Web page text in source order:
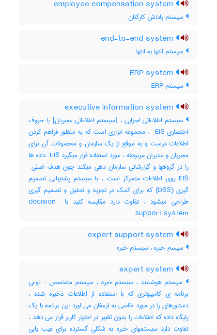
سیستم پاداش کارکنان
سیستم انتها به انتها
سیستم ERP
سیستم اطلاعاتی اجرایی ، [سیستم اطلاعاتی مجریان] با حروف
اختصاری ‎ EIS ، مجموعه ابزاری است که به منظور فراهم کردن
اطلاعات درست و به موقع از یک سازمان و محصولات آن برای
مجریان و مدیران مربوطه ، مورد استفاده قرار میگیرد ‎ EIS داده ها
EIS روی اطلاعات متمرکز است ، با سیستم پشتیبانی تصمیم
گیری (‎DSS) که برای کمک در تجزیه و تحلیل و تصمیم گیری
طراحی میشود ، تفاوت دارد مقایسه کنید با ‎decision ‎
support system
سیسم خبره ، سیستم خبره
سیستم هوشمند ، سیستم خبره ، سیستم متخصص - نوعی
برنامه ی کامیپوتری که با استفاده از اطلاعات ذخیره شده ،
دستاورهای را در مورد خاصی به ارمغان می اورد این برنامه با یک
پایگاه داده که اطلاعات را بدون تغییر در اختیار کاربر قرار می دهد ،
تفاوت دارد سیستمهای خبره به شکلی گسترده برای عیب یابی